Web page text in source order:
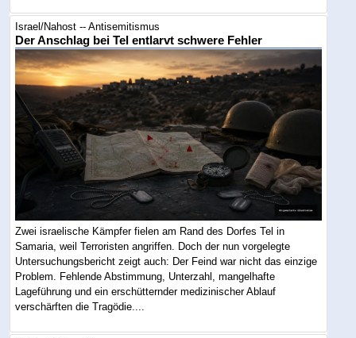
Israel/Nahost -- Antisemitismus
Der Anschlag bei Tel entlarvt schwere Fehler
Zwei israelische Kämpfer fielen am Rand des Dorfes Tel in
Samaria, weil Terroristen angriffen. Doch der nun vorgelegte
Untersuchungsbericht zeigt auch: Der Feind war nicht das einzige
Problem. Fehlende Abstimmung, Unterzahl, mangelhafte
Lageführung und ein erschütternder medizinischer Ablauf
verschärften die Tragödie....